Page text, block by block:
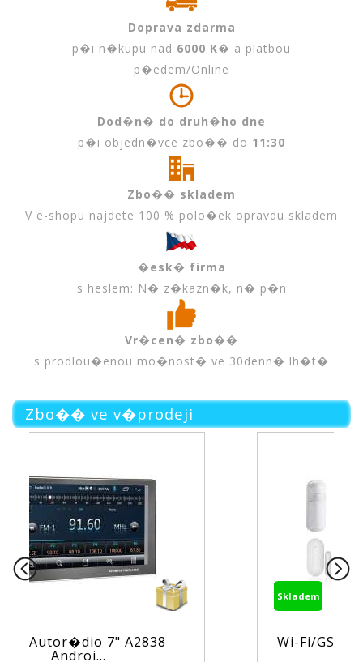
Doprava zdarma
p�i n�kupu nad 6000 K� a platbou
p�edem/Online
Dod�n� do druh�ho dne
p�i objedn�vce zbo�� do 11:30
Zbo�� skladem
V e-shopu najdete 100 % polo�ek opravdu skladem
�esk� firma
s heslem: N� z�kazn�k, n� p�n
Vr�cen� zbo��
s prodlou�enou mo�nost� ve 30denn� lh�t�
Zbo�� ve v�prodeji
Wi-Fi/GSM alarm syst�m TUYA